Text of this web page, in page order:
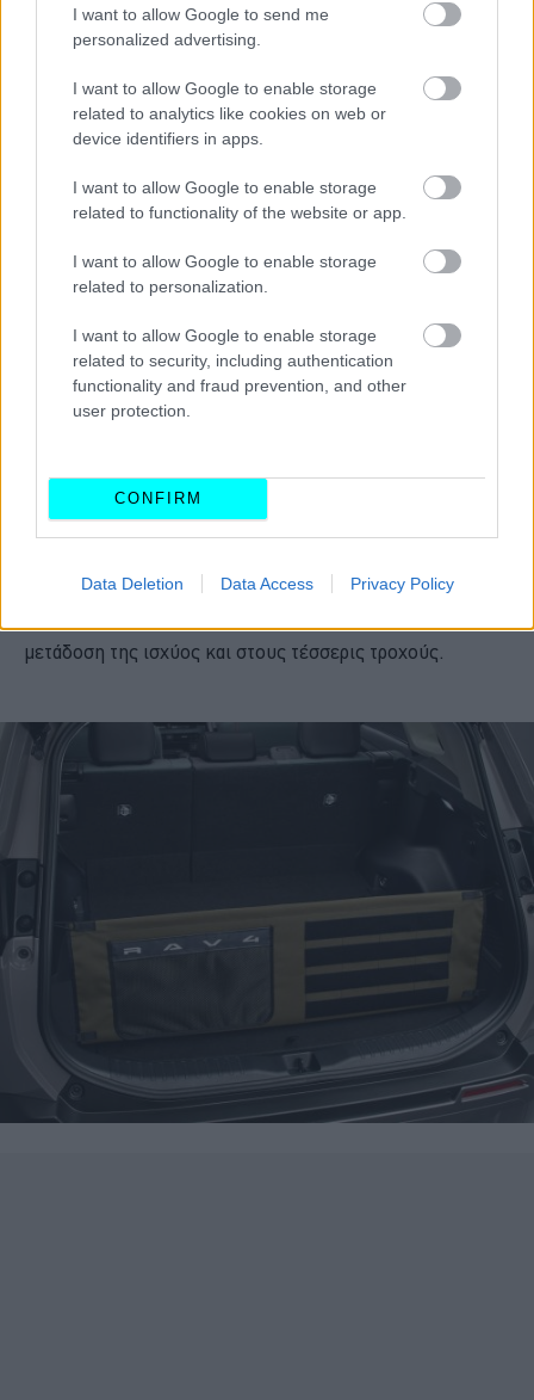
I want to allow Google to send me
personalized advertising.
I want to allow Google to enable storage
related to analytics like cookies on web or
device identifiers in apps.
I want to allow Google to enable storage
related to functionality of the website or app.
I want to allow Google to enable storage
related to personalization.
I want to allow Google to enable storage
related to security, including authentication
functionality and fraud prevention, and other
user protection.
CONFIRM
Data Deletion Data Access Privacy Policy
αλλαγή. Κάτω από το καπό παραμένει ο γνώριμος
υβριδικός συνδυασμός με τον βενζινοκινητήρα 2.5
ιαπωνικές προδιαγραφές. Ητετρακίνηση E-Fourμε
μετάδοση της ισχύος και στους τέσσερις τροχούς.